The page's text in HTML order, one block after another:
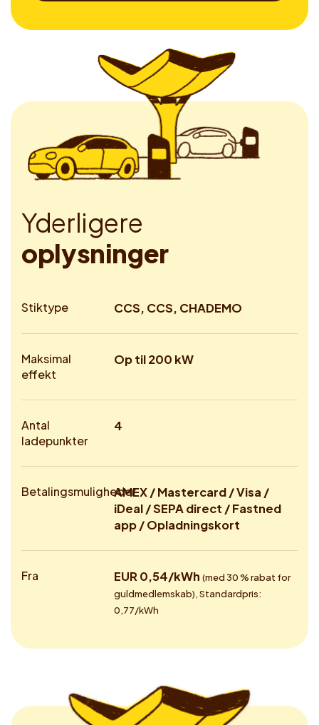
Yderligere
oplysninger
Stiktype CCS, CCS, CHADEMO
Maksimal
effekt
Op til 200 kW
Antal
ladepunkter
4
BetalingsmulighederAMEX / Mastercard / Visa /
iDeal / SEPA direct / Fastned
app / Opladningskort
Fra EUR 0,54/kWh (med 30 % rabat for
guldmedlemskab), Standardpris:
0,77/kWh